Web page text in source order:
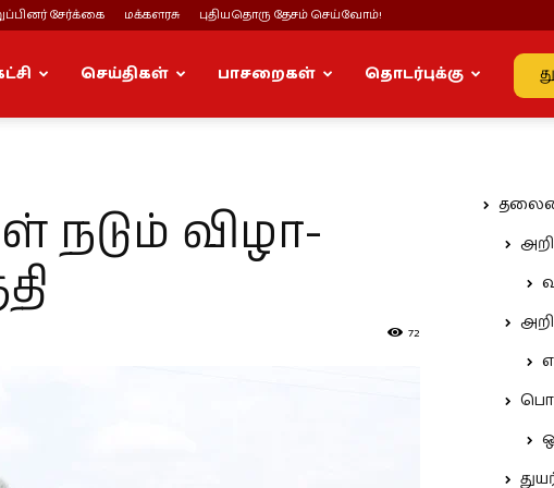
சேர்க்கை மக்களரசு புதியதொரு தேசம் செய்வோம்!
செய்திகள் பாசறைகள் தொடர்புக்கு
விழா-
72